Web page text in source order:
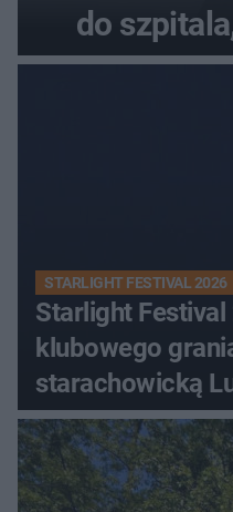
do
STARLIGHT FESTIVAL 2026
Starlight
klubowego
starachowicką